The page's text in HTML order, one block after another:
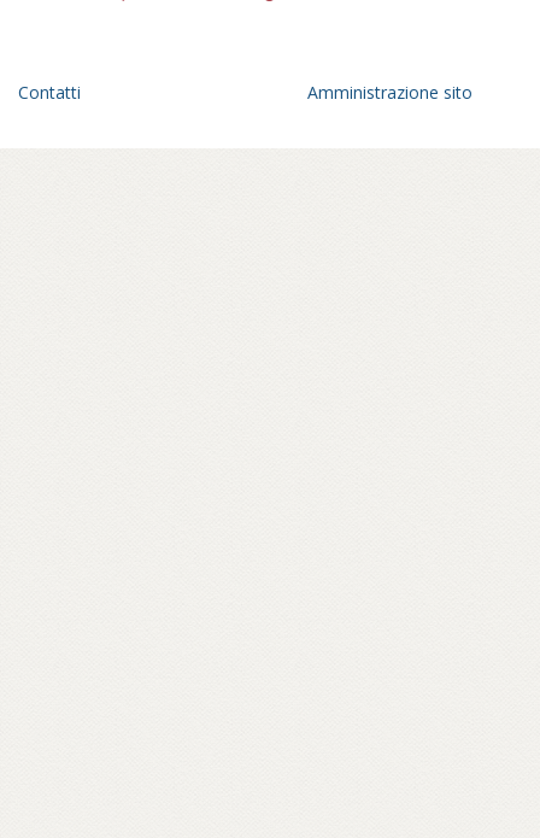
Contatti Amministrazione sito